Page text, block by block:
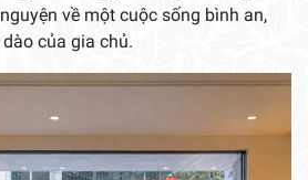
về một cuộc sống bình an,
của gia chủ.